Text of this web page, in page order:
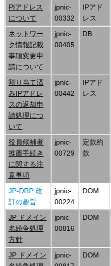
PIアドレス
について
jpnic-
00332
IPアド
レス
ネットワー
ク情報記載
事項変更申
請について
jpnic-
00405
DB
割り当て済
みIPアドレ
スの返却申
請処理につ
いて
jpnic-
00442
IPアド
レス
役員候補者
推薦手続き
に関する注
意事項
jpnic-
00729
定款約
款
JP-DRP 改
訂の趣旨
jpnic-
00224
DOM
JP ドメイン
名紛争処理
方針
jpnic-
00816
DOM
JP ドメイン
jpnic-
DOM